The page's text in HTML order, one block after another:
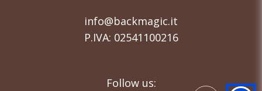
info@backmagic.it
P.IVA: 02541100216
Follow us: